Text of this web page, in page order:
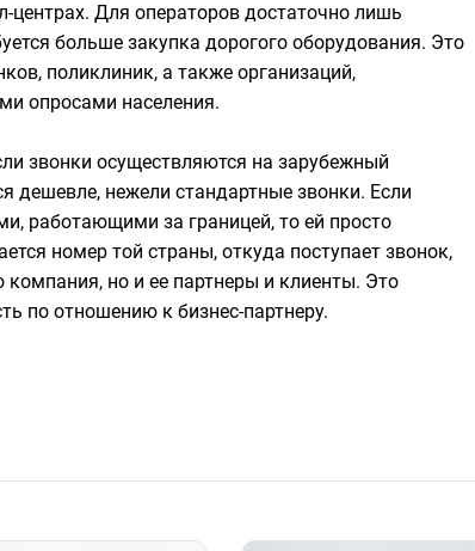
центрах. Для операторов достаточно лишь
больше закупка дорогого оборудования. Это
поликлиник, а также организаций,
опросами населения.
звонки осуществляются на зарубежный
дешевле, нежели стандартные звонки. Если
работающими за границей, то ей просто
номер той страны, откуда поступает звонок,
но и ее партнеры и клиенты. Это
по отношению к бизнес-партнеру.